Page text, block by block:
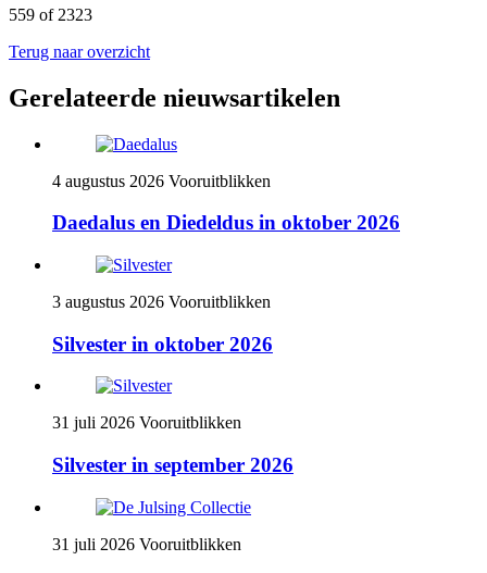
559 of 2323
Terug naar overzicht
Gerelateerde nieuwsartikelen
4 augustus 2026 Vooruitblikken
Daedalus en Diedeldus in oktober 2026
3 augustus 2026 Vooruitblikken
Silvester in oktober 2026
31 juli 2026 Vooruitblikken
Silvester in september 2026
31 juli 2026 Vooruitblikken